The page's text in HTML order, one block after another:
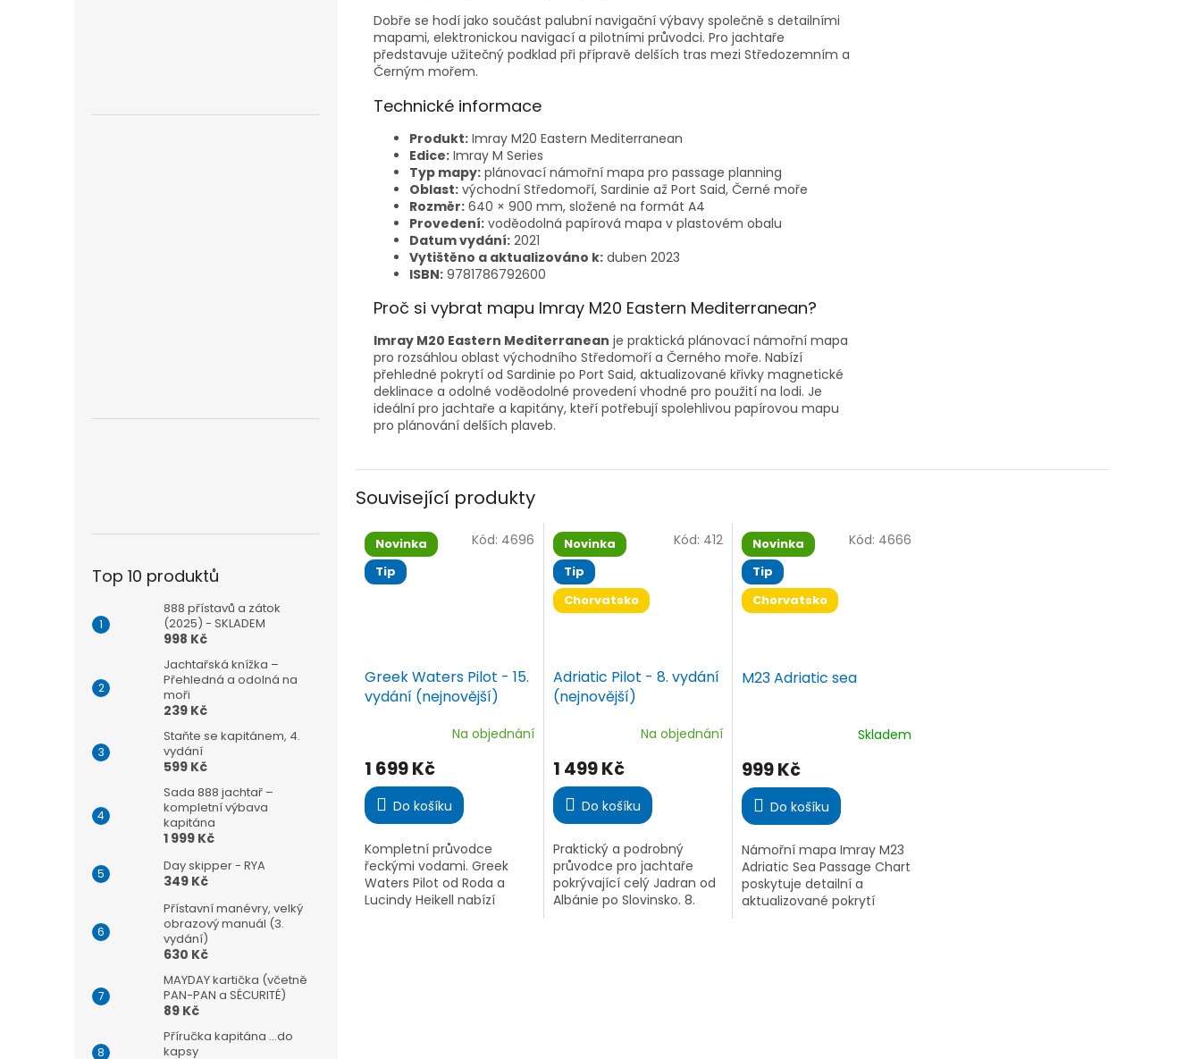
Top 10 produktů
888 přístavů a zátok
(2025) - SKLADEM
998 Kč
Jachtařská knížka –
Přehledná a odolná na
moři
239 Kč
Staňte se kapitánem, 4.
vydání
599 Kč
Sada 888 jachtař –
kompletní výbava
kapitána
1 999 Kč
Day skipper - RYA
349 Kč
Přístavní manévry, velký
obrazový manuál (3.
vydání)
630 Kč
MAYDAY kartička (včetně
PAN-PAN a SÉCURITÉ)
89 Kč
Příručka kapitána ...do
kapsy
Dobře se hodí jako součást palubní navigační výbavy společně s detailními
mapami, elektronickou navigací a pilotními průvodci. Pro jachtaře
představuje užitečný podklad při přípravě delších tras mezi Středozemním a
Černým mořem.
Technické informace
Produkt: Imray M20 Eastern Mediterranean
Edice: Imray M Series
Typ mapy: plánovací námořní mapa pro passage planning
Oblast: východní Středomoří, Sardinie až Port Said, Černé moře
Rozměr: 640 × 900 mm, složené na formát A4
Provedení: voděodolná papírová mapa v plastovém obalu
Datum vydání: 2021
Vytištěno a aktualizováno k: duben 2023
ISBN: 9781786792600
Proč si vybrat mapu Imray M20 Eastern Mediterranean?
Imray M20 Eastern Mediterranean je praktická plánovací námořní mapa
pro rozsáhlou oblast východního Středomoří a Černého moře. Nabízí
přehledné pokrytí od Sardinie po Port Said, aktualizované křivky magnetické
deklinace a odolné voděodolné provedení vhodné pro použití na lodi. Je
ideální pro jachtaře a kapitány, kteří potřebují spolehlivou papírovou mapu
pro plánování delších plaveb.
Související produkty
Novinka
Tip
Greek Waters Pilot - 15.
vydání (nejnovější)
produktu
je
4,3
z
hvězdiček.
Na objednání
1 699 Kč
Do košíku
Kompletní průvodce
řeckými vodami. Greek
Waters Pilot od Roda a
Lucindy Heikell nabízí
Kód: 4696
Novinka
Tip
Chorvatsko
Adriatic Pilot - 8. vydání
(nejnovější)
produktu
je
4,3
z
hvězdiček.
Na objednání
1 499 Kč
Do košíku
Praktický a podrobný
průvodce pro jachtaře
pokrývající celý Jadran od
Albánie po Slovinsko. 8.
Kód: 412
Novinka
Tip
Chorvatsko
M23 Adriatic sea
produktu
je
5,0
z
hvězdiček.
Skladem
999 Kč
Do košíku
Námořní mapa Imray M23
Adriatic Sea Passage Chart
poskytuje detailní a
aktualizované pokrytí
Kód: 4666